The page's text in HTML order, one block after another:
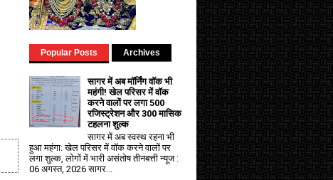
Popular Posts Archives
सागर में अब मॉर्निंग वॉक भी
महंगी! खेल परिसर में वॉक
करने वालों पर लगा ₹500
रजिस्ट्रेशन और ₹300 मासिक
टहलना शुल्क
सागर में अब स्वस्थ रहना भी
हुआ महंगा: खेल परिसर में वॉक करने वालों पर
लगा शुल्क, लोगों में भारी असंतोष तीनबत्ती न्यूज :
06 अगस्त, 2026 सागर...